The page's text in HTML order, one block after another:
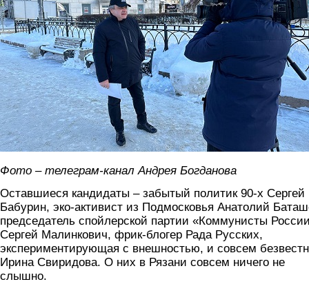
Фото – телеграм-канал Андрея Богданова
Оставшиеся кандидаты – забытый политик 90-х Сергей
Бабурин, эко-активист из Подмосковья Анатолий
председатель спойлерской партии «Коммунисты
Сергей Малинкович, фрик-блогер Рада Русских,
экспериментирующая с внешностью, и совсем
Ирина Свиридова. О них в Рязани совсем ничего не
слышно.